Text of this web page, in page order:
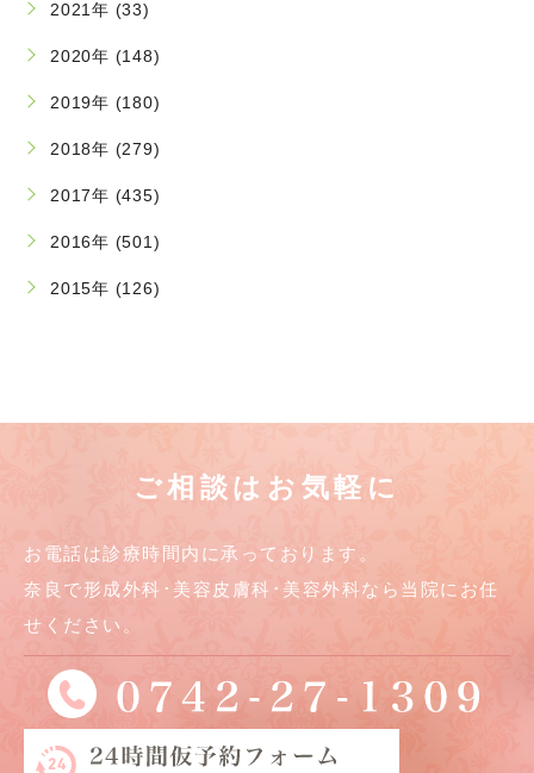
2021年 (33)
2020年 (148)
2019年 (180)
2018年 (279)
2017年 (435)
2016年 (501)
2015年 (126)
ご相談はお気軽に
お電話は診療時間内に承っております。
奈良で形成外科･美容皮膚科･美容外科なら当院にお任
せください。